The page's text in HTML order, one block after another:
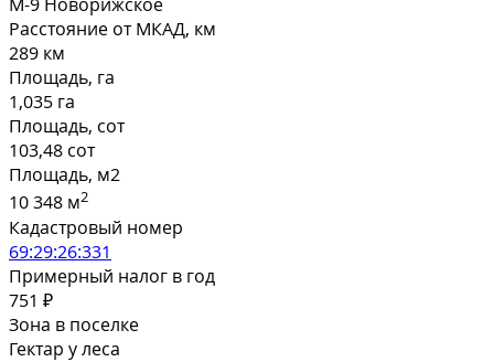
Расстояние от МКАД, км
289 км
Площадь, га
1,035 га
Площадь, сот
103,48 сот
Площадь, м2
10 348 м2
Кадастровый номер
69:29:26:331
Примерный налог в год
751 ₽
Зона в поселке
Гектар у леса